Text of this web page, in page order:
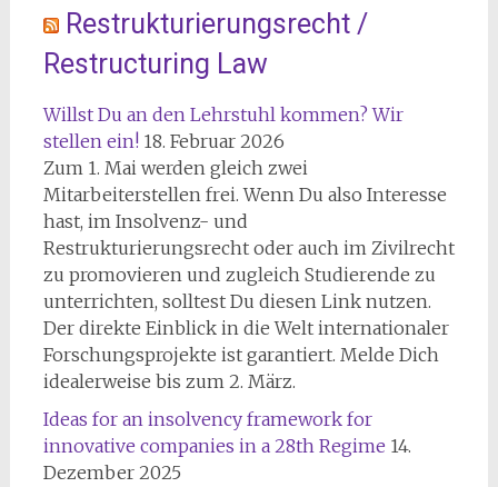
Restrukturierungsrecht /
Restructuring Law
Willst Du an den Lehrstuhl kommen? Wir
stellen ein! 18. Februar 2026
Zum 1. Mai werden gleich zwei
Mitarbeiterstellen frei. Wenn Du also Interesse
hast, im Insolvenz- und
Restrukturierungsrecht oder auch im Zivilrecht
zu promovieren und zugleich Studierende zu
unterrichten, solltest Du diesen Link nutzen.
Der direkte Einblick in die Welt internationaler
Forschungsprojekte ist garantiert. Melde Dich
idealerweise bis zum 2. März.
Ideas for an insolvency framework for
innovative companies in a 28th Regime 14.
Dezember 2025